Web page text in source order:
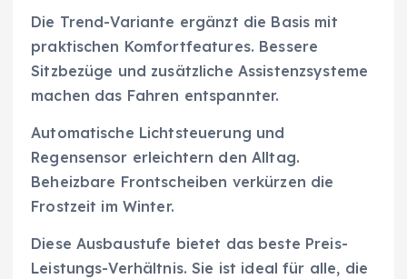
Die Trend-Variante ergänzt die Basis mit
praktischen Komfortfeatures. Bessere
Sitzbezüge und zusätzliche Assistenzsysteme
machen das Fahren entspannter.
Automatische Lichtsteuerung und
Regensensor erleichtern den Alltag.
Beheizbare Frontscheiben verkürzen die
Frostzeit im Winter.
Diese Ausbaustufe bietet das beste Preis-
Leistungs-Verhältnis. Sie ist ideal für alle, die